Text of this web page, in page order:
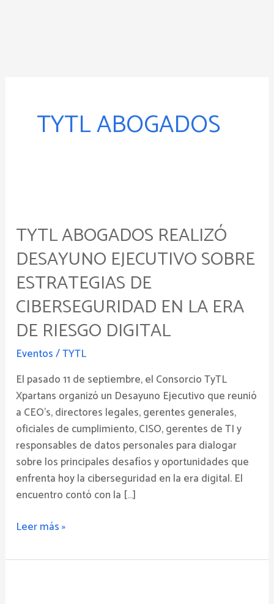
TYTL ABOGADOS
TYTL ABOGADOS REALIZÓ
DESAYUNO EJECUTIVO SOBRE
ESTRATEGIAS DE
CIBERSEGURIDAD EN LA ERA
DE RIESGO DIGITAL
Eventos/TYTL
El pasado 11 de septiembre, el Consorcio TyTL
Xpartans organizó un Desayuno Ejecutivo que reunió
a CEO’s, directores legales, gerentes generales,
oficiales de cumplimiento, CISO, gerentes de TI y
responsables de datos personales para dialogar
sobre los principales desafíos y oportunidades que
enfrenta hoy la ciberseguridad en la era digital. El
encuentro contó con la […]
realizó
Desayuno
Ejecutivo
sobre
Estrategias
de
Ciberseguridad
en
era
de
riesgo
digital
Leer más »